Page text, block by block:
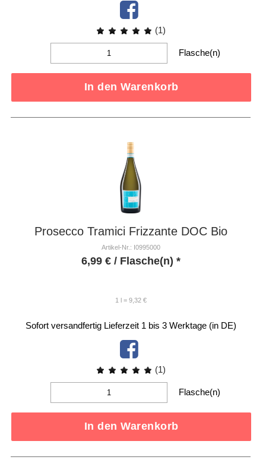
(1)
Flasche(n)
In den Warenkorb
Prosecco Tramici Frizzante DOC Bio
Artikel-Nr.: I0995000
6,99 €/ Flasche(n) *
1 l = 9,32 €
Sofort versandfertig Lieferzeit 1 bis 3 Werktage (in DE)
(1)
Flasche(n)
In den Warenkorb